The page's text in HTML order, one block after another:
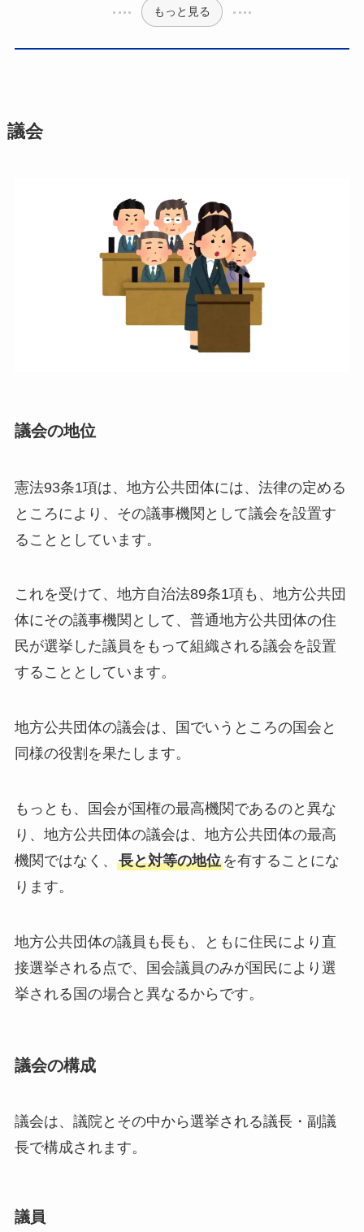
もっと見る
議会
議会の地位
憲法93条1項は、地方公共団体には、法律の定める
ところにより、その議事機関として議会を設置す
ることとしています。
これを受けて、地方自治法89条1項も、地方公共団
体にその議事機関として、普通地方公共団体の住
民が選挙した議員をもって組織される議会を設置
することとしています。
地方公共団体の議会は、国でいうところの国会と
同様の役割を果たします。
もっとも、国会が国権の最高機関であるのと異な
り、地方公共団体の議会は、地方公共団体の最高
機関ではなく、 長と対等の地位を有することにな
ります。
地方公共団体の議員も長も、ともに住民により直
接選挙される点で、国会議員のみが国民により選
挙される国の場合と異なるからです。
議会の構成
議会は、議院とその中から選挙される議長・副議
長で構成されます。
議員